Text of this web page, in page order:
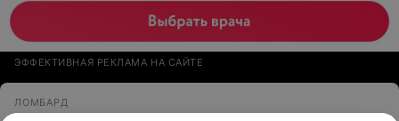
ЭФФЕКТИВНАЯ РЕКЛАМА НА САЙТЕ
ЛОМБАРД